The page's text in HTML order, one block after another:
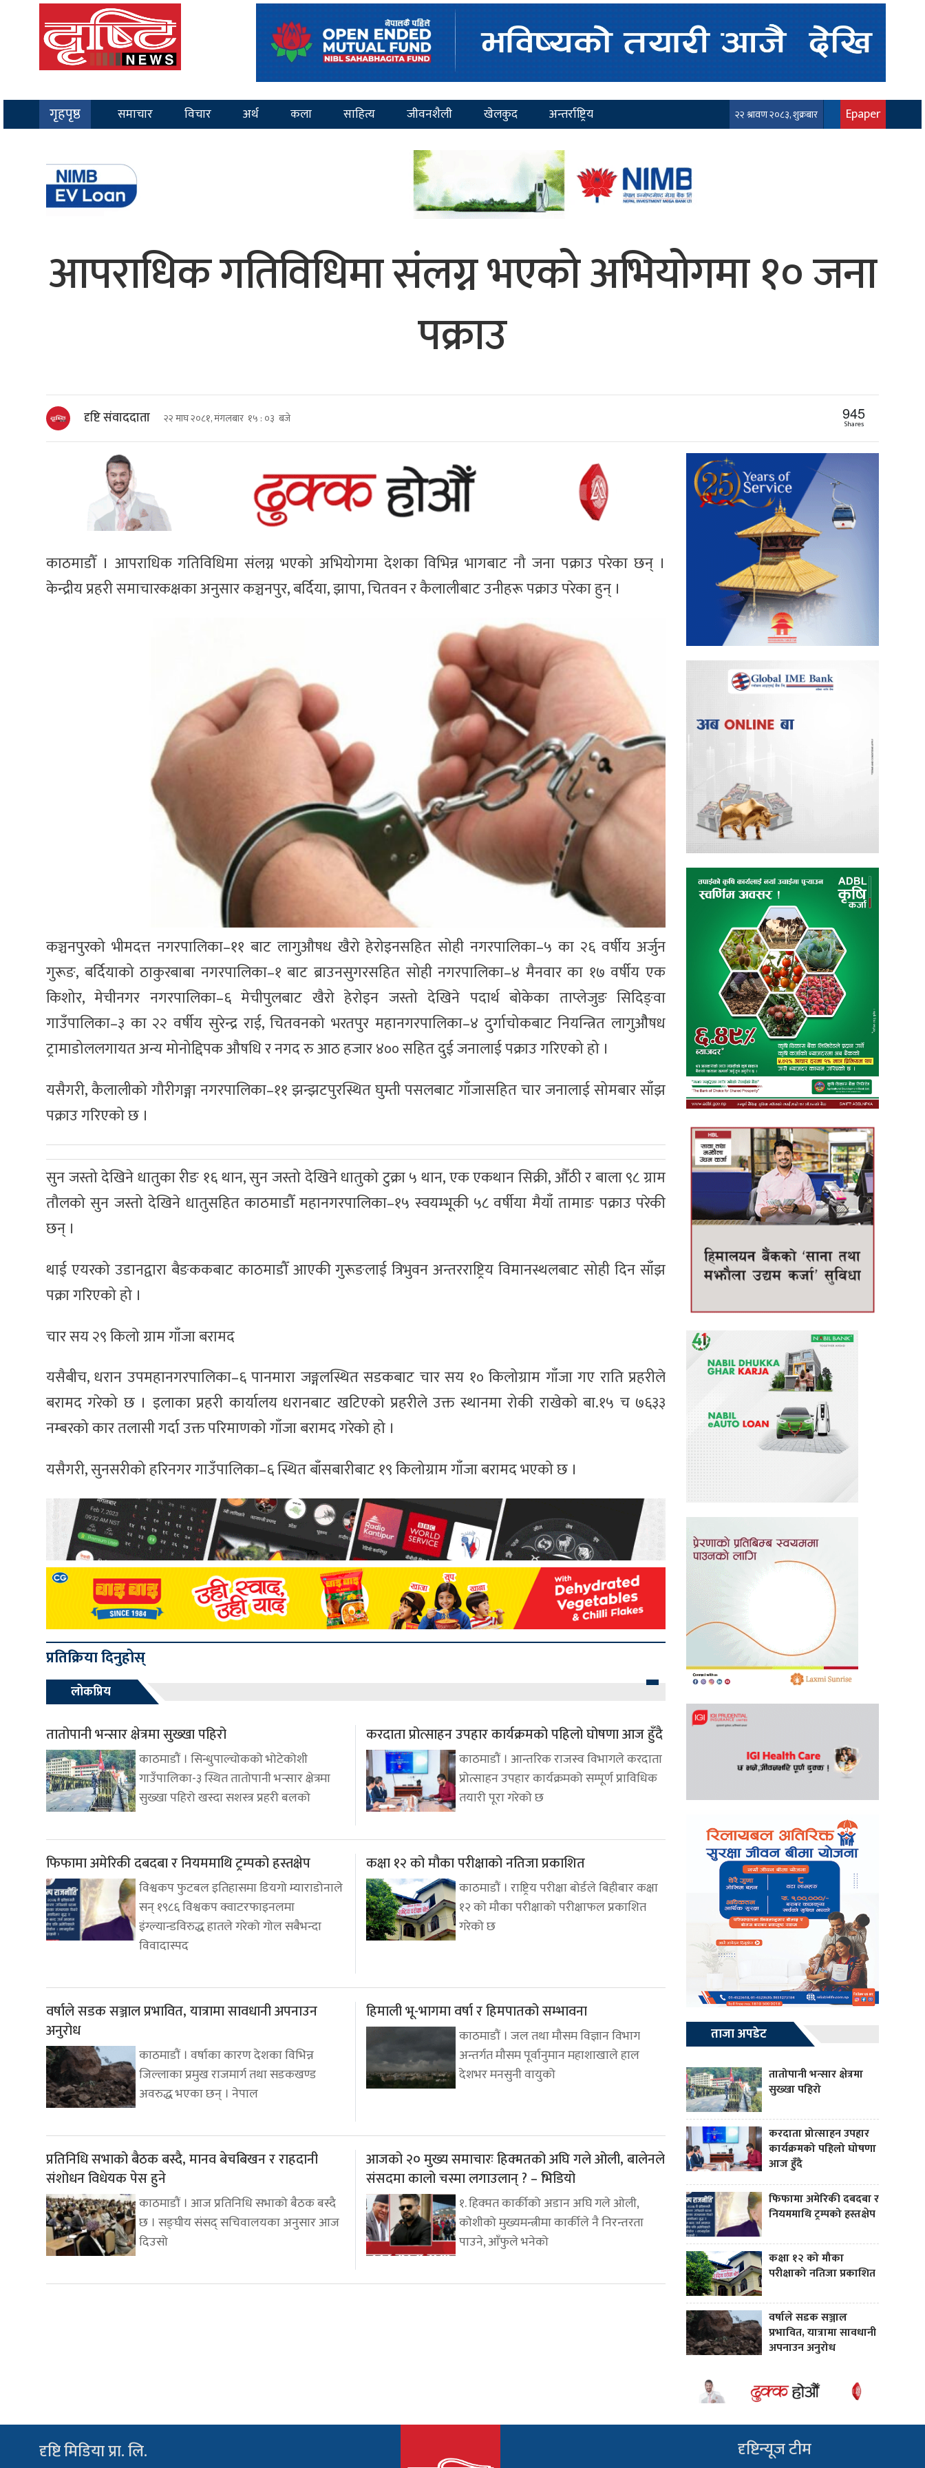
गृहपृष्ठ समाचार विचार अर्थ कला साहित्य जीवनशैली खेलकुद अन्तर्राष्ट्रिय २२ श्रावण २०८३, शुक्रबार Epaper
आपराधिक गतिविधिमा संलग्न भएको अभियोगमा १० जना
पक्राउ
दृष्टि संवाददाता २२ माघ २०८१, मंगलबार १५ : ०३ बजे 945
Shares
काठमाडौँ । आपराधिक गतिविधिमा संलग्न भएको अभियोगमा देशका विभिन्न भागबाट नौ जना पक्राउ परेका छन् ।
केन्द्रीय प्रहरी समाचारकक्षका अनुसार कञ्चनपुर, बर्दिया, झापा, चितवन र कैलालीबाट उनीहरू पक्राउ परेका हुन् ।
कञ्चनपुरको भीमदत्त नगरपालिका–११ बाट लागुऔषध खैरो हेरोइनसहित सोही नगरपालिका–५ का २६ वर्षीय अर्जुन
गुरूङ, बर्दियाको ठाकुरबाबा नगरपालिका–१ बाट ब्राउनसुगरसहित सोही नगरपालिका–४ मैनवार का १७ वर्षीय एक
किशोर, मेचीनगर नगरपालिका–६ मेचीपुलबाट खैरो हेरोइन जस्तो देखिने पदार्थ बोकेका ताप्लेजुङ सिदिङ्वा
गाउँपालिका–३ का २२ वर्षीय सुरेन्द्र राई, चितवनको भरतपुर महानगरपालिका–४ दुर्गाचोकबाट नियन्त्रित लागुऔैषध
ट्रामाडोललगायत अन्य मोनोद्दिपक औषधि र नगद रु आठ हजार ४०० सहित दुई जनालाई पक्राउ गरिएको हो ।
यसैगरी, कैलालीको गौरीगङ्गा नगरपालिका–११ झन्झटपुरस्थित घुम्ती पसलबाट गाँजासहित चार जनालाई सोमबार साँझ
पक्राउ गरिएको छ ।
सुन जस्तो देखिने धातुका रीङ १६ थान, सुन जस्तो देखिने धातुको टुक्रा ५ थान, एक एकथान सिक्री, औँठी र बाला ९८ ग्राम
तौलको सुन जस्तो देखिने धातुसहित काठमाडौँ महानगरपालिका–१५ स्वयम्भूकी ५८ वर्षीया मैयाँ तामाङ पक्राउ परेकी
छन् ।
थाई एयरको उडानद्वारा बैङककबाट काठमाडौँ आएकी गुरूङलाई त्रिभुवन अन्तरराष्ट्रिय विमानस्थलबाट सोही दिन साँझ
पक्रा गरिएको हो ।
चार सय २९ किलो ग्राम गाँजा बरामद
यसैबीच, धरान उपमहानगरपालिका–६ पानमारा जङ्गलस्थित सडकबाट चार सय १० किलोग्राम गाँजा गए राति प्रहरीले
बरामद गरेको छ । इलाका प्रहरी कार्यालय धरानबाट खटिएको प्रहरीले उक्त स्थानमा रोकी राखेको बा.१५ च ७६३३
नम्बरको कार तलासी गर्दा उक्त परिमाणको गाँजा बरामद गरेको हो ।
यसैगरी, सुनसरीको हरिनगर गाउँपालिका–६ स्थित बाँसबारीबाट १९ किलोग्राम गाँजा बरामद भएको छ ।
प्रतिक्रिया दिनुहोस्
लोकप्रिय
तातोपानी भन्सार क्षेत्रमा सुख्खा पहिरो
काठमाडौं । सिन्धुपाल्चोकको भोटेकोशी
गाउँपालिका-३ स्थित तातोपानी भन्सार क्षेत्रमा
सुख्खा पहिरो खस्दा सशस्त्र प्रहरी बलको
करदाता प्रोत्साहन उपहार कार्यक्रमको पहिलो घोषणा आज हुँदै
काठमाडौं । आन्तरिक राजस्व विभागले करदाता
प्रोत्साहन उपहार कार्यक्रमको सम्पूर्ण प्राविधिक
तयारी पूरा गरेको छ
फिफामा अमेरिकी दबदबा र नियममाथि ट्रम्पको हस्तक्षेप
विश्वकप फुटबल इतिहासमा डियगो म्याराडोनाले
सन् १९८६ विश्वकप क्वाटरफाइनलमा
इंग्ल्यान्डविरुद्ध हातले गरेको गोल सबैभन्दा
विवादास्पद
कक्षा १२ को मौका परीक्षाको नतिजा प्रकाशित
काठमाडौं । राष्ट्रिय परीक्षा बोर्डले बिहीबार कक्षा
१२ को मौका परीक्षाको परीक्षाफल प्रकाशित
गरेको छ
वर्षाले सडक सञ्जाल प्रभावित, यात्रामा सावधानी अपनाउन
अनुरोध
काठमाडौं । वर्षाका कारण देशका विभिन्न
जिल्लाका प्रमुख राजमार्ग तथा सडकखण्ड
अवरुद्ध भएका छन् । नेपाल
हिमाली भू-भागमा वर्षा र हिमपातको सम्भावना
काठमाडौं । जल तथा मौसम विज्ञान विभाग
अन्तर्गत मौसम पूर्वानुमान महाशाखाले हाल
देशभर मनसुनी वायुको
प्रतिनिधि सभाको बैठक बस्दै, मानव बेचबिखन र राहदानी
संशोधन विधेयक पेस हुने
काठमाडौं । आज प्रतिनिधि सभाको बैठक बस्दै
छ । सङ्घीय संसद् सचिवालयका अनुसार आज
दिउसो
आजको २० मुख्य समाचारः हिक्मतको अघि गले ओली, बालेनले
संसदमा कालो चस्मा लगाउलान् ? – भिडियो
१. हिक्मत कार्कीको अडान अघि गले ओली,
कोशीको मुख्यमन्त्रीमा कार्कीले नै निरन्तरता
पाउने, आँफुले भनेको
ताजा अपडेट
तातोपानी भन्सार क्षेत्रमा
सुख्खा पहिरो
करदाता प्रोत्साहन उपहार
कार्यक्रमको पहिलो घोषणा
आज हुँदै
फिफामा अमेरिकी दबदबा र
नियममाथि ट्रम्पको हस्तक्षेप
कक्षा १२ को मौका
परीक्षाको नतिजा प्रकाशित
वर्षाले सडक सञ्जाल
प्रभावित, यात्रामा सावधानी
अपनाउन अनुरोध
दृष्टि मिडिया प्रा. लि. दृष्टिन्यूज टीम